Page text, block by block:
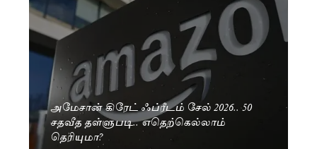
அமேசான் கிரேட் ஃப்ரீடம் சேல் 2026.. 50
சதவீத தள்ளுபடி.. எதெற்கெல்லாம்
தெரியுமா?